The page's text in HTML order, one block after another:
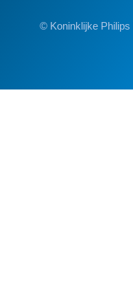
© Koninklijke Philips